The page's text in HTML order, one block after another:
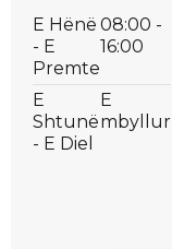
E Hënë
- E
Premte
08:00 -
16:00
E
Shtunë
- E Diel
E
mbyllur